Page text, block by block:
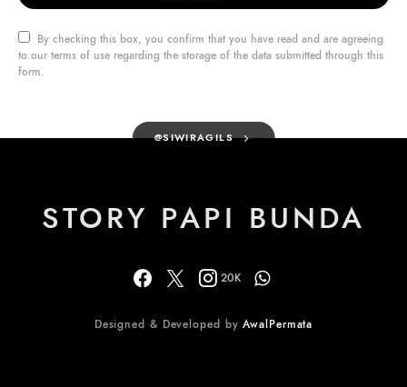
By checking this box, you confirm that you have read and are agreeing
to our terms of use regarding the storage of the data submitted through this
form.
@SIWIRAGILS
STORY PAPI BUNDA
20K
Designed & Developed byAwalPermata